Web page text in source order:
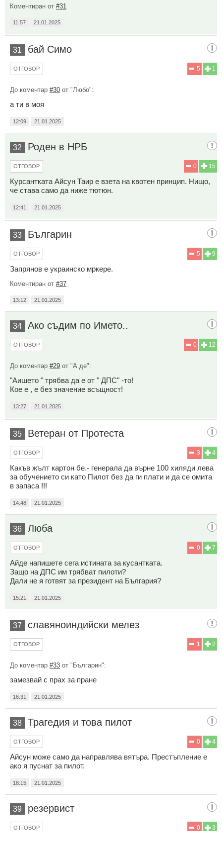
Коментиран от #31
11:57 21.01.2025
31 бай Симо
1
5
ОТГОВОР
До коментар #30 от "Любо":
а ти в моя
12:09 21.01.2025
32 Роден в НРБ
15
0
ОТГОВОР
Курсантката Айсун Таир е взета на квотен принцип. Нищо,
че става само да ниже тютюн.
12:41 21.01.2025
33 Българин
9
5
ОТГОВОР
Запрянов е украинско мркере.
Коментиран от #37
13:12 21.01.2025
34 Ако съдим по Името..
12
0
ОТГОВОР
До коментар #29 от "А де":
"Аишето " трябва да е от " ДПС" -то!
Кое е , е без значение всъщност!
13:27 21.01.2025
35 Ветеран от Протеста
4
3
ОТГОВОР
Какъв жълт картон бе.- генерала да върне 100 хиляди лева
за обучението си като Пилот без да ги плати и да се омита
в запаса !!!
14:48 21.01.2025
36 Люба
7
0
ОТГОВОР
Айде напишете сега истината за кусантката.
Защо на ДПС им трябват пилоти?
Дали не я готвят за президент на България?
15:21 21.01.2025
37 славяноиндийски мелез
2
1
ОТГОВОР
До коментар #33 от "Българин":
замезвай с прах за пране
16:31 21.01.2025
38 Трагедия и това пилот
4
0
ОТГОВОР
Айсун може само да направлява вятъра. Престъпление е
ако я пуснат за пилот.
18:15 21.01.2025
39 резервист
3
0
ОТГОВОР